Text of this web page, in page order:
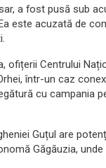
a fost pusă sub
este acuzată de
ofițerii Centrului
într-un caz
cu campania
Guțul are
Găgăuzia,